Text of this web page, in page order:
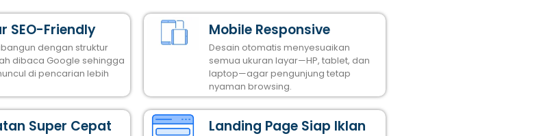
SEO-Friendly
dengan struktur
dibaca Google sehingga
di pencarian lebih
Super Cepat
Mobile Responsive
Desain otomatis menyesuaikan
semua ukuran layar—HP, tablet, dan
laptop—agar pengunjung tetap
nyaman browsing.
Landing Page Siap Iklan